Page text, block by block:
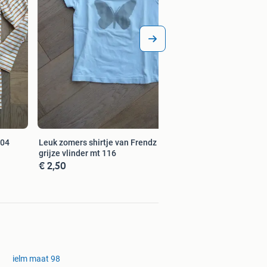
Leuk zomers shirtje van Frendz met
grijze vlinder mt 116
€ 2,50
ielm maat 98